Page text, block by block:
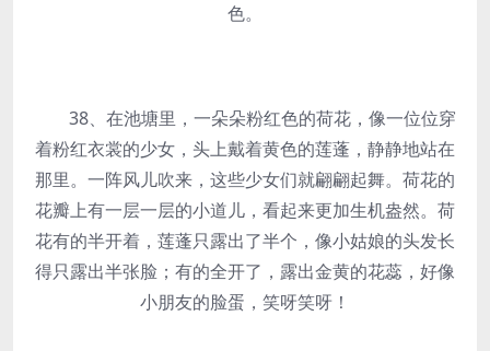
色。
38、在池塘里，一朵朵粉红色的荷花，像一位位穿
着粉红衣裳的少女，头上戴着黄色的莲蓬，静静地站在
那里。一阵风儿吹来，这些少女们就翩翩起舞。荷花的
花瓣上有一层一层的小道儿，看起来更加生机盎然。荷
花有的半开着，莲蓬只露出了半个，像小姑娘的头发长
得只露出半张脸；有的全开了，露出金黄的花蕊，好像
小朋友的脸蛋，笑呀笑呀！